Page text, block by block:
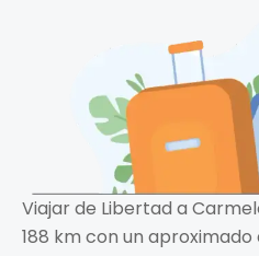
Viajar de Libertad a
188 km con un aproximado